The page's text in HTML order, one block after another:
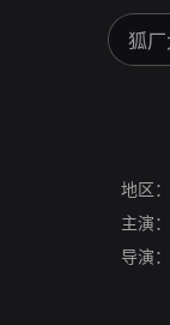
地区：
主演：
导演：